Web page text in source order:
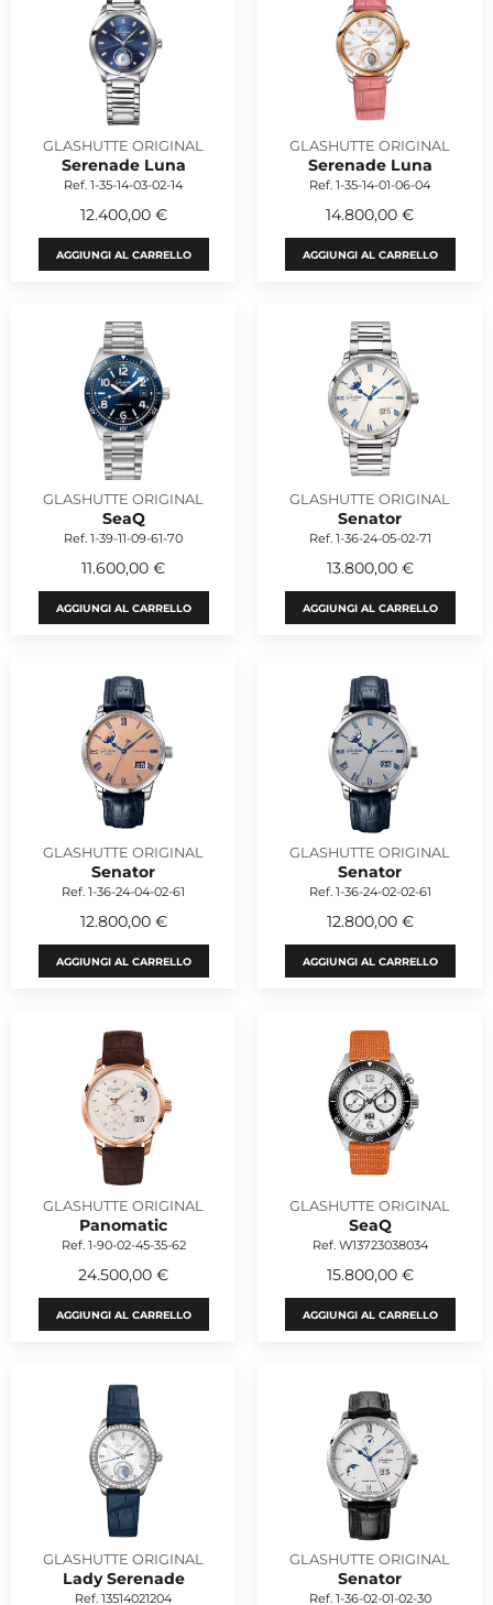
GLASHUTTE ORIGINAL
Serenade Luna
Ref. 1-35-14-03-02-14
12.400,00 €
AGGIUNGI AL CARRELLO
GLASHUTTE ORIGINAL
Serenade Luna
Ref. 1-35-14-01-06-04
14.800,00 €
AGGIUNGI AL CARRELLO
GLASHUTTE ORIGINAL
SeaQ
Ref. 1-39-11-09-61-70
11.600,00 €
AGGIUNGI AL CARRELLO
GLASHUTTE ORIGINAL
Senator
Ref. 1-36-24-05-02-71
13.800,00 €
AGGIUNGI AL CARRELLO
GLASHUTTE ORIGINAL
Senator
Ref. 1-36-24-04-02-61
12.800,00 €
AGGIUNGI AL CARRELLO
GLASHUTTE ORIGINAL
Senator
Ref. 1-36-24-02-02-61
12.800,00 €
AGGIUNGI AL CARRELLO
GLASHUTTE ORIGINAL
Panomatic
Ref. 1-90-02-45-35-62
24.500,00 €
AGGIUNGI AL CARRELLO
GLASHUTTE ORIGINAL
SeaQ
Ref. W13723038034
15.800,00 €
AGGIUNGI AL CARRELLO
GLASHUTTE ORIGINAL
Lady Serenade
Ref. 13514021204
GLASHUTTE ORIGINAL
Senator
Ref. 1-36-02-01-02-30